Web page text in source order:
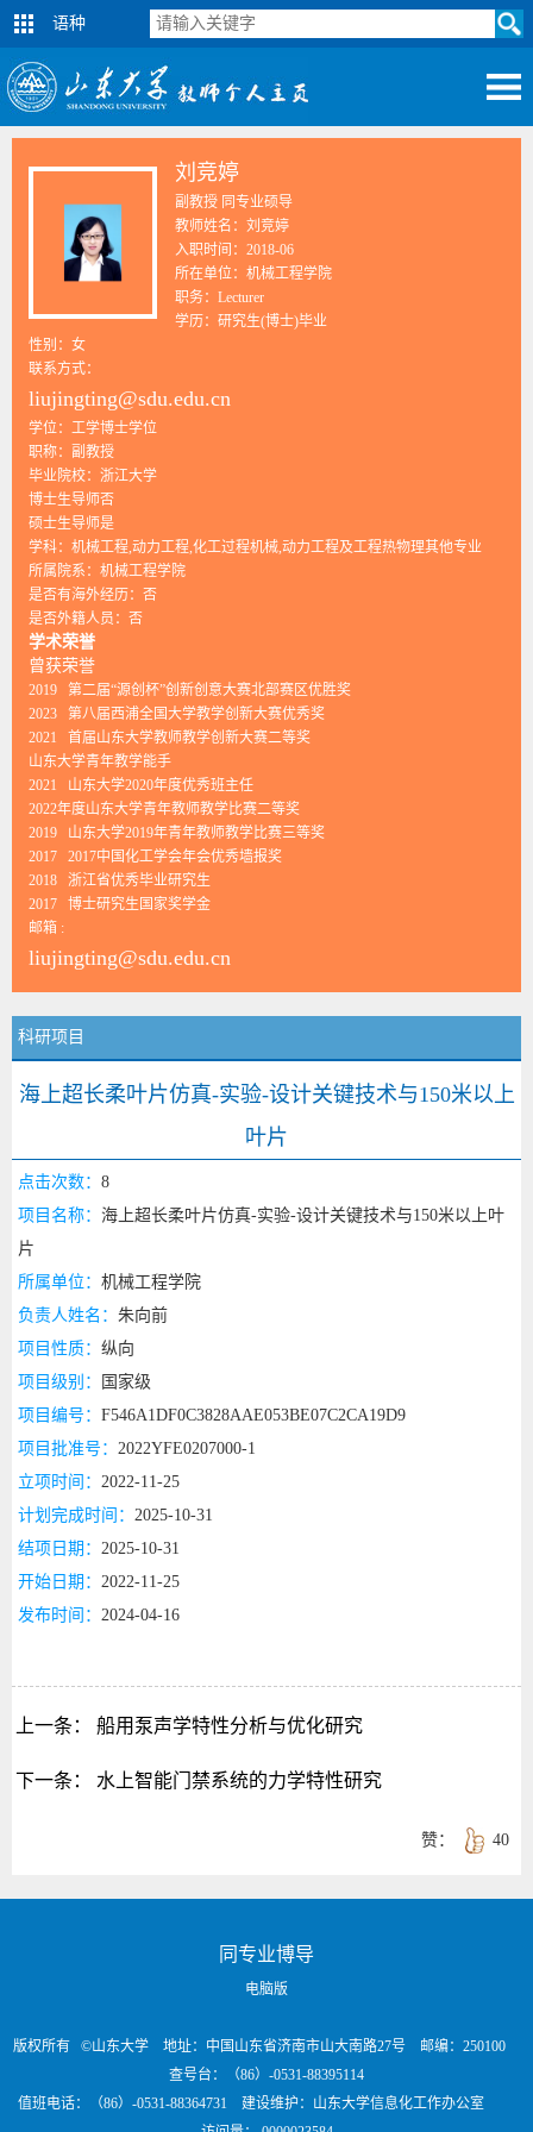
语种
刘竞婷
副教授 同专业硕导
教师姓名：刘竞婷
入职时间：2018-06
所在单位：机械工程学院
职务：Lecturer
学历：研究生(博士)毕业
性别：女
联系方式：
liujingting@sdu.edu.cn
学位：工学博士学位
职称：副教授
毕业院校：浙江大学
博士生导师否
硕士生导师是
学科：机械工程,动力工程,化工过程机械,动力工程及工程热物理其他专业
所属院系：机械工程学院
是否有海外经历：否
是否外籍人员：否
学术荣誉
曾获荣誉
2019 第二届“源创杯”创新创意大赛北部赛区优胜奖
2023 第八届西浦全国大学教学创新大赛优秀奖
2021 首届山东大学教师教学创新大赛二等奖
山东大学青年教学能手
2021 山东大学2020年度优秀班主任
2022年度山东大学青年教师教学比赛二等奖
2019 山东大学2019年青年教师教学比赛三等奖
2017 2017中国化工学会年会优秀墙报奖
2018 浙江省优秀毕业研究生
2017 博士研究生国家奖学金
邮箱 :
liujingting@sdu.edu.cn
科研项目
海上超长柔叶片仿真-实验-设计关键技术与150米以上
叶片
点击次数： 8
项目名称： 海上超长柔叶片仿真-实验-设计关键技术与150米以上叶
片
所属单位： 机械工程学院
负责人姓名： 朱向前
项目性质： 纵向
项目级别：
国家级
项目编号： F546A1DF0C3828AAE053BE07C2CA19D9
项目批准号： 2022YFE0207000-1
立项时间： 2022-11-25
计划完成时间： 2025-10-31
结项日期： 2025-10-31
开始日期： 2022-11-25
发布时间： 2024-04-16
上一条： 船用泵声学特性分析与优化研究
下一条： 水上智能门禁系统的力学特性研究
40
赞：
同专业博导
电脑版
版权所有 ©山东大学 地址：中国山东省济南市山大南路27号 邮编：250100
查号台：（86）-0531-88395114
值班电话：（86）-0531-88364731 建设维护：山东大学信息化工作办公室